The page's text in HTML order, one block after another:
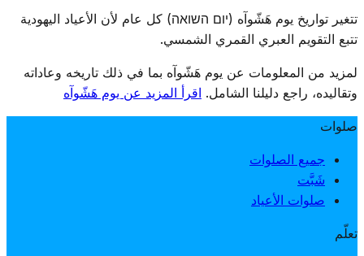
تجنّب التعارض مع عيد الفسح.
تتغير تواريخ يوم هَشّوآه (יום השואה) كل عام لأن الأعياد اليهودية
تتبع التقويم العبري القمري الشمسي.
لمزيد من المعلومات عن يوم هَشّوآه بما في ذلك تاريخه وعاداته
وتقاليده، راجع دليلنا الشامل. اقرأ المزيد عن يوم هَشّوآه
صلوات
جميع الصلوات
شَبَّت
صلوات الأعياد
تعلّم